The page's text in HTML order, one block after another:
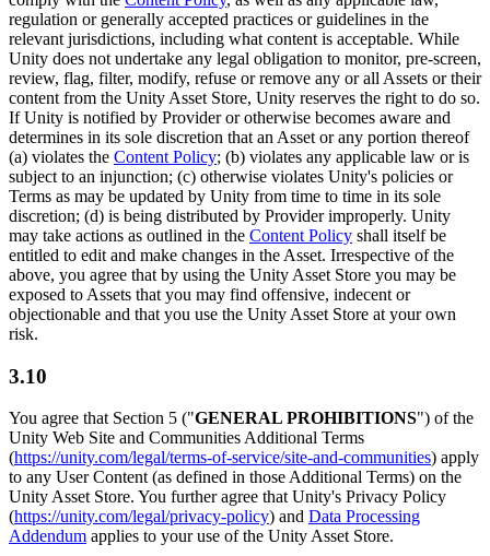
regulation or generally accepted practices or guidelines in the
relevant jurisdictions, including what content is acceptable. While
Unity does not undertake any legal obligation to monitor, pre-screen,
review, flag, filter, modify, refuse or remove any or all Assets or their
content from the Unity Asset Store, Unity reserves the right to do so.
If Unity is notified by Provider or otherwise becomes aware and
determines in its sole discretion that an Asset or any portion thereof
(a) violates the Content Policy; (b) violates any applicable law or is
subject to an injunction; (c) otherwise violates Unity's policies or
Terms as may be updated by Unity from time to time in its sole
discretion; (d) is being distributed by Provider improperly. Unity
may take actions as outlined in the Content Policy shall itself be
entitled to edit and make changes in the Asset. Irrespective of the
above, you agree that by using the Unity Asset Store you may be
exposed to Assets that you may find offensive, indecent or
objectionable and that you use the Unity Asset Store at your own
risk.
3.10
You agree that Section 5 ("GENERAL PROHIBITIONS") of the
Unity Web Site and Communities Additional Terms
(https://unity.com/legal/terms-of-service/site-and-communities) apply
to any User Content (as defined in those Additional Terms) on the
Unity Asset Store. You further agree that Unity's Privacy Policy
(https://unity.com/legal/privacy-policy) and Data Processing
Addendum applies to your use of the Unity Asset Store.